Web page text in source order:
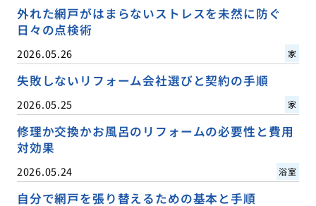
外れた網戸がはまらないストレスを未然に防ぐ
日々の点検術
2026.05.26 家
失敗しないリフォーム会社選びと契約の手順
2026.05.25 家
修理か交換かお風呂のリフォームの必要性と費用
対効果
2026.05.24 浴室
自分で網戸を張り替えるための基本と手順